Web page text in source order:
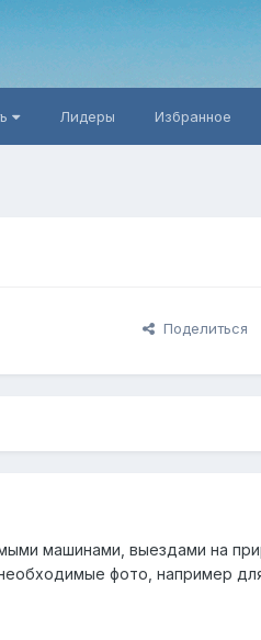
Лидеры Избранное
Поделиться
машинами, выездами на
фото, например